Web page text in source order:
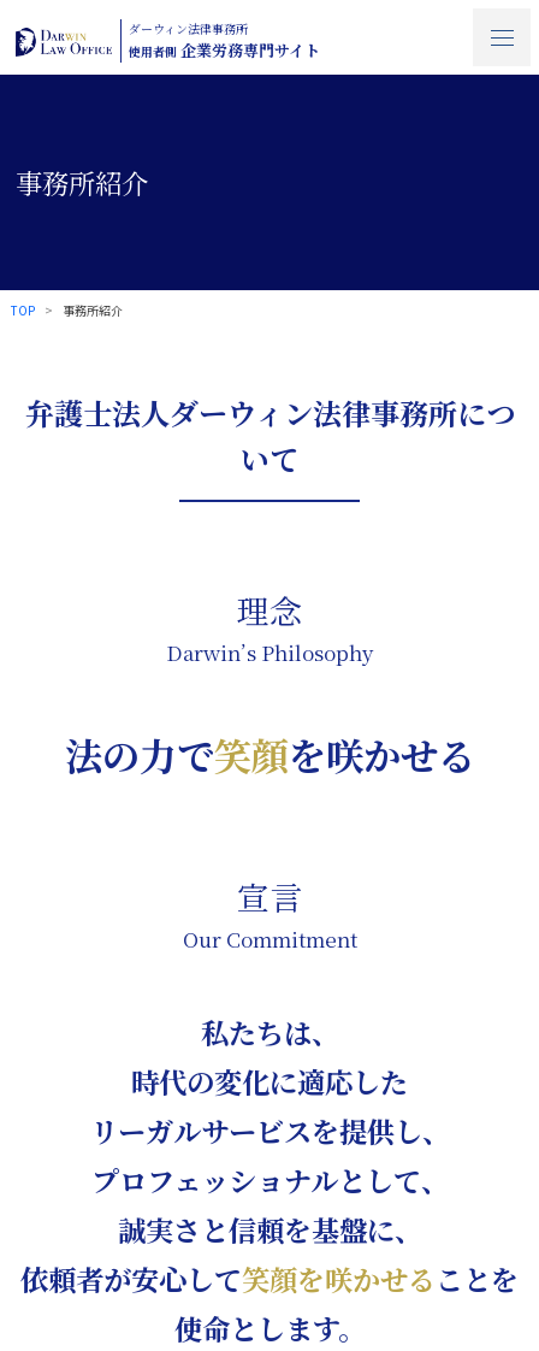
ダーウィン法律事務所
使用者側 企業労務専門サイト
事務所紹介
TOP 事務所紹介
弁護士法人ダーウィン法律事務所につ
いて
理念
Darwin’s Philosophy
法の力で笑顔を咲かせる
宣言
Our Commitment
私たちは、
時代の変化に適応した
リーガルサービスを提供し、
プロフェッショナルとして、
誠実さと信頼を基盤に、
依頼者が安心して笑顔を咲かせる ことを
使命とします。